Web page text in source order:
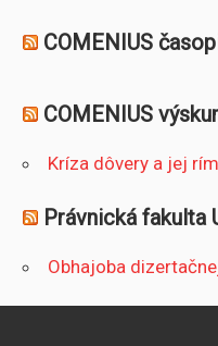
COMENIUS
COMENIUS
Kríza dôvery a jej
Právnická fakulta
Obhajoba